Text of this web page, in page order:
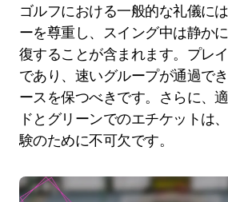
ゴルフにおける一般的な礼儀に
ーを尊重し、スイング中は静か
復することが含まれます。プレ
であり、速いグループが通過で
ースを保つべきです。さらに、
ドとグリーンでのエチケットは
験のために不可欠です。